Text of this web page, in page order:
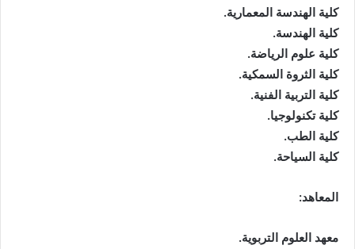
كلية الهندسة المعمارية.
كلية الهندسة.
كلية علوم الرياضة.
كلية الثروة السمكية.
كلية التربية الفنية.
كلية تكنولوجيا.
كلية الطب.
كلية السياحة.
المعاهد:
معهد العلوم التربوية.